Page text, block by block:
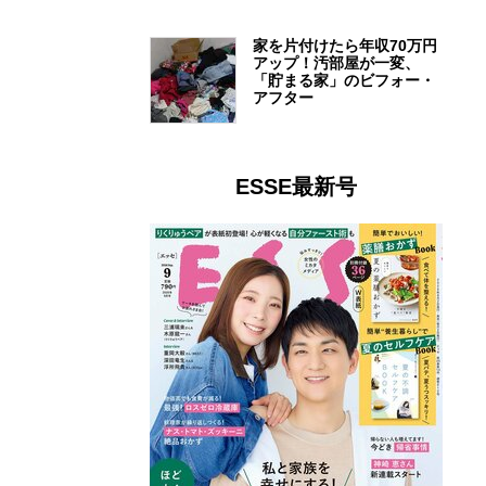
家を片付けたら年収70万円
アップ！汚部屋が一変、
「貯まる家」のビフォー・
アフター
ESSE最新号